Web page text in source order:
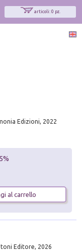
articoli: 0 pz.
Edizioni, 2022
al carrello
Editore, 2026